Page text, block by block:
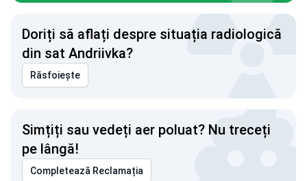
Doriți să aflați despre situația radiologică
din sat Andriivka?
Răsfoiește
Simțiți sau vedeți aer poluat? Nu treceți
pe lângă!
Completează Reclamația